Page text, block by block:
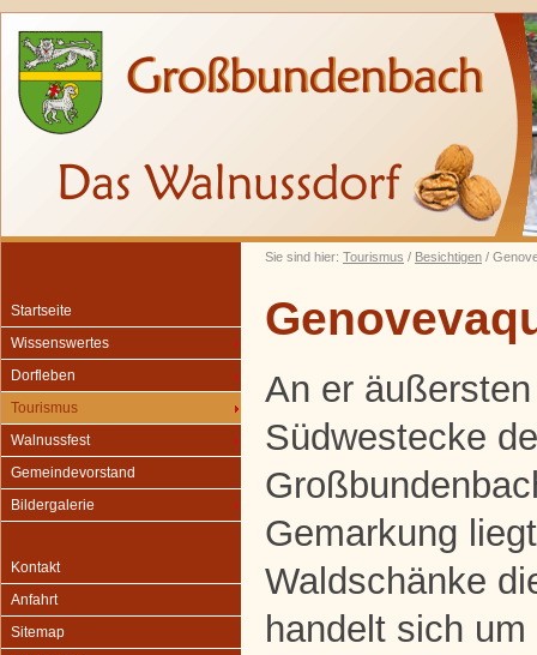
Sie sind hier: Tourismus / Besichtigen /
Startseite
Wissenswertes
Dorfleben
Tourismus
Walnussfest
Gemeindevorstand
Bildergalerie
Kontakt
Anfahrt
Sitemap
An er äußersten
Südwestecke
Gemarkung
Waldschänke
handelt sich